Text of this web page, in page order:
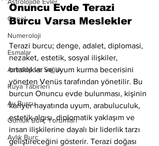
Genel
Numeroloji
Esmalar
Astroloji ve Sağlık
Rüya Tabirleri
Ay Burcu
Günlük Burç Yorumları
Aylık Burç
Onuncu Evde Terazi
Burcu Varsa Meslekler
Terazi burcu; denge, adalet, diplomasi,
nezaket, estetik, sosyal ilişkiler,
ortaklıklar ve uyum kurma becerisini
yöneten Venüs tarafından yönetilir. Bu
burcun Onuncu evde bulunması, kişinin
kariyer hayatında uyum, arabuluculuk,
estetik algısı, diplomatik yaklaşım ve
insan ilişkilerine dayalı bir liderlik tarzı
geliştireceğini gösterir. Terazi doğası